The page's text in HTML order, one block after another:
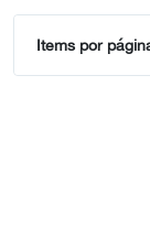
Items por